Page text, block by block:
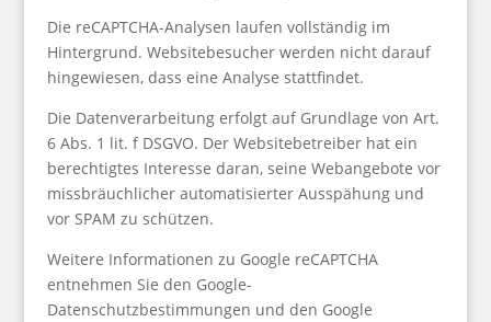
Die reCAPTCHA-Analysen laufen vollständig im
Hintergrund. Websitebesucher werden nicht darauf
hingewiesen, dass eine Analyse stattfindet.
Die Datenverarbeitung erfolgt auf Grundlage von Art.
6 Abs. 1 lit. f DSGVO. Der Websitebetreiber hat ein
berechtigtes Interesse daran, seine Webangebote vor
missbräuchlicher automatisierter Ausspähung und
vor SPAM zu schützen.
Weitere Informationen zu Google reCAPTCHA
entnehmen Sie den Google-
Datenschutzbestimmungen und den Google